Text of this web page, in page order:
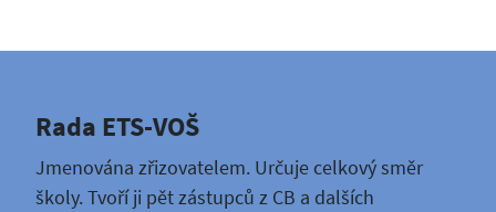
Rada ETS-VOŠ
Jmenována zřizovatelem. Určuje celkový směr
školy. Tvoří ji pět zástupců z CB a dalších